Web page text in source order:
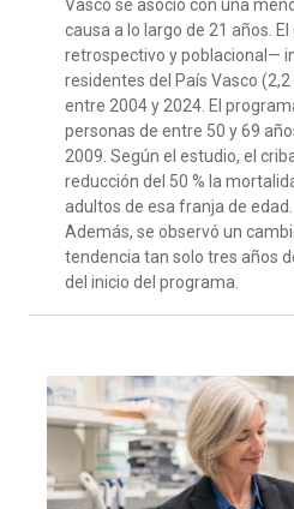
Vasco se asoció con una
causa a lo largo de 21 años.
retrospectivo y poblacional—
residentes del País Vasco
entre 2004 y 2024. El
personas de entre 50 y 69
2009. Según el estudio, el
reducción del 50 % la
adultos de esa franja de edad.
Además, se observó un
tendencia tan solo tres años
del inicio del programa.